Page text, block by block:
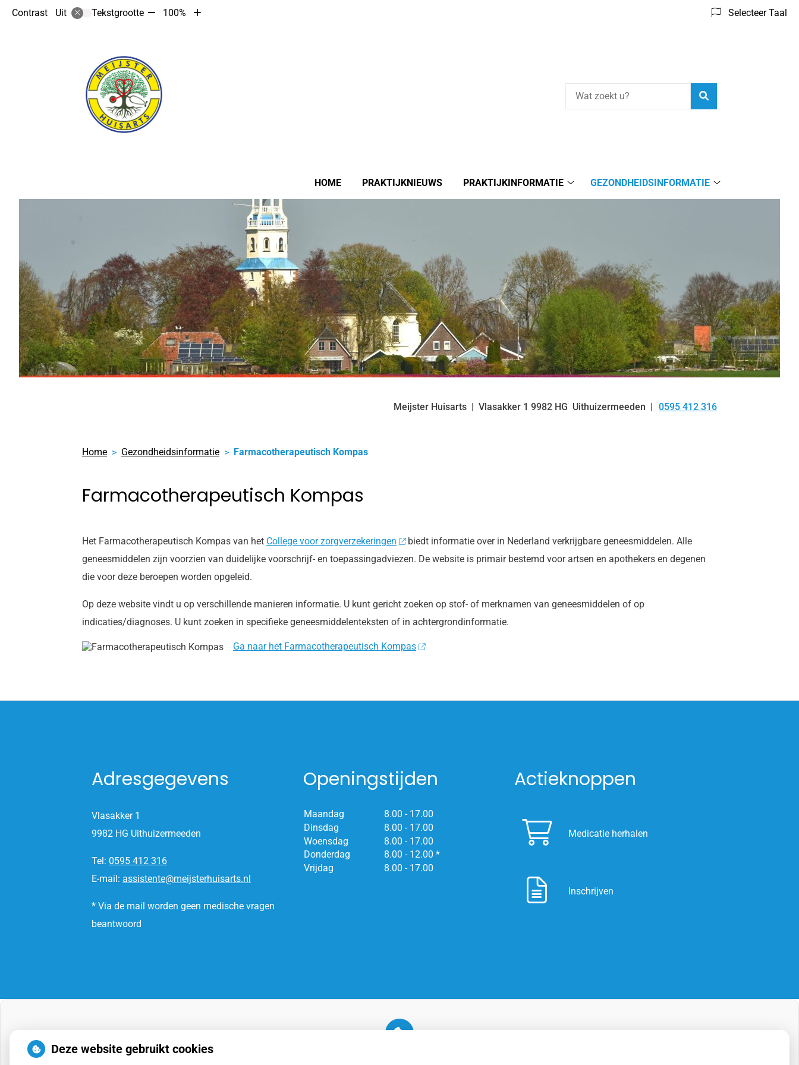
Contrast Uit Tekstgrootte Tekst100%
Tekst
Selecteer Taal
HOME PRAKTIJKNIEUWS
PRAKTIJKINFORMATIE
GEZONDHEIDSINFORMATIE
Meijster Huisarts Vlasakker 1 9982 HG Uithuizermeeden Tel:
0595 412 316
Home Gezondheidsinformatie Farmacotherapeutisch Kompas
Farmacotherapeutisch Kompas
Het Farmacotherapeutisch Kompas van het College voor zorgverzekeringen
biedt informatie over in Nederland verkrijgbare geneesmiddelen. Alle
geneesmiddelen zijn voorzien van duidelijke voorschrijf- en toepassingadviezen. De website is primair bestemd voor artsen en apothekers en degenen
die voor deze beroepen worden opgeleid.
Op deze website vindt u op verschillende manieren informatie. U kunt gericht zoeken op stof- of merknamen van geneesmiddelen of op
indicaties/diagnoses. U kunt zoeken in specifieke geneesmiddelenteksten of in achtergrondinformatie.
Ga naar het Farmacotherapeutisch Kompas
Adresgegevens
Vlasakker 1
9982 HG Uithuizermeeden
Tel: 0595 412 316
E-mail: assistente@meijsterhuisarts.nl
* Via de mail worden geen medische vragen
beantwoord
Openingstijden
Maandag
8.00 - 17.00
Dinsdag
8.00 - 17.00
Woensdag
8.00 - 17.00
Donderdag
8.00 - 12.00 *
Vrijdag
8.00 - 17.00
Actieknoppen
Medicatie herhalen
Inschrijven
Deze website gebruikt cookies